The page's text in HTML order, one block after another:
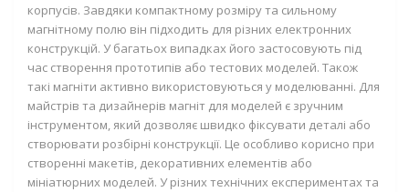
корпусів. Завдяки компактному розміру та сильному
магнітному полю він підходить для різних електронних
конструкцій. У багатьох випадках його застосовують під
час створення прототипів або тестових моделей. Також
такі магніти активно використовуються у моделюванні. Для
майстрів та дизайнерів магніт для моделей є зручним
інструментом, який дозволяє швидко фіксувати деталі або
створювати розбірні конструкції. Це особливо корисно при
створенні макетів, декоративних елементів або
мініатюрних моделей. У різних технічних експериментах та